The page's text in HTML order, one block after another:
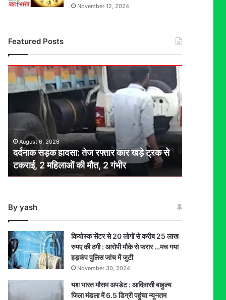
November 12, 2024
Featured Posts
दर्दनाक
सड़क
हादसा:
रफ्तार
ट्रक
टकराई,
2
मौत,
2
August 6, 2026
दर्दनाक सड़क हादसा: तेज रफ्तार कार खड़े ट्रक से
टकराई, 2 महिलाओं की मौत, 2 गंभीर
By yash
कियोस्क सेंटर से 20 लोगों से करीब 25 लाख
रुपए की ठगी : आरोपी मौके से फरार …मच गया
हड़कंप पुलिस जांच में जुटी
November 30, 2024
यश भारत मौसम अपडेट : आदिवासी बाहुल्य
जिला मंडला में 6.5 डिग्री पहुंचा न्यूनतम